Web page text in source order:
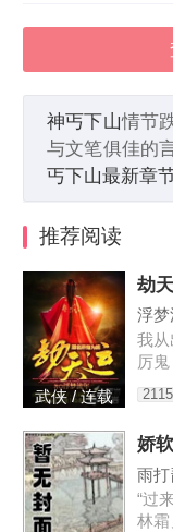
神丐下山情节
与文笔俱佳的
丐下山最新章
推荐阅读
武侠 / 连载
劫
浮梦
我从
厉
给
我娶
雨打
“过
林